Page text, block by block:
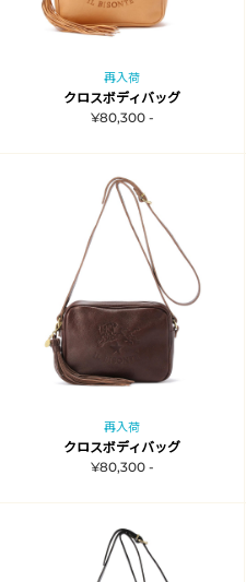
再入荷
クロスボディバッグ
¥80,300 -
再入荷
クロスボディバッグ
¥80,300 -